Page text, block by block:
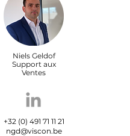
Niels Geldof
Support aux
Ventes
+32 (0) 491 71 11 21
ngd@viscon.be